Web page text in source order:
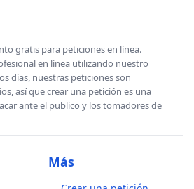
gratis para peticiones en línea.
en línea utilizando nuestro
días, nuestras peticiones son
así que crear una petición es una
ante el publico y los tomadores de
Más